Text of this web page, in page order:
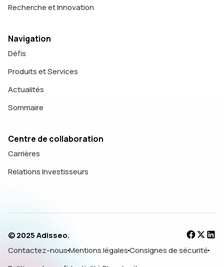
Recherche et Innovation
Navigation
Défis
Produits et Services
Actualités
Sommaire
Centre de collaboration
Carrières
Relations Investisseurs
© 2025 Adisseo.
Contactez-nousMentions légalesConsignes de sécurité